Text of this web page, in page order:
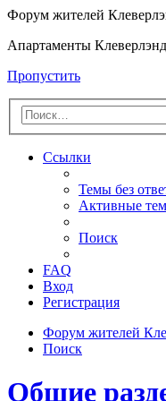
Форум жителей
Апартаменты
Пропустить
Ссылки
Темы без
Активные
Поиск
FAQ
Вход
Регистрация
Форум жителей
Поиск
Общие